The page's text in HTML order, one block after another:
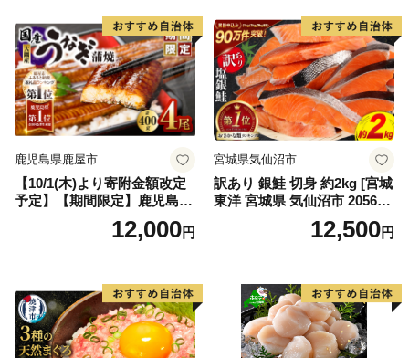
鹿児島県鹿屋市
【10/1(木)より寄附金額改定
予定】【期間限定】鹿児島県
大隅産うなぎ蒲焼4尾（400
g） KN007-02312,000円
宮城県気仙沼市
訳あり 銀鮭 切身 約2kg [宮城
東洋 宮城県 気仙沼市 205649
91] 鮭 魚介類 海鮮 訳アリ 規
格外 不揃い さけ サケ 鮭切身
切り身 魚 わけあり
12,500円